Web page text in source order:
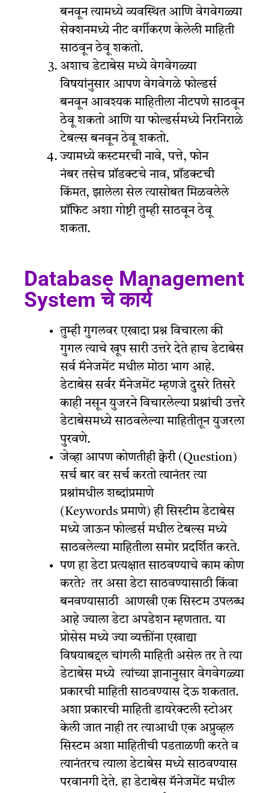
बनवून त्यामध्ये व्यवस्थित आणि वेगवेगळ्या
सेक्शनमध्ये नीट वर्गीकरण केलेली माहिती
साठवून ठेवू शकतो.
अशाच डेटाबेस मध्ये वेगवेगळ्या
विषयांनुसार आपण वेगवेगळे फोल्डर्स
बनवून आवश्यक माहितीला नीटपणे साठवून
ठेवू शकतो आणि या फोल्डर्समध्ये निरनिराळे
टेबल्स बनवून ठेवू शकतो.
ज्यामध्ये कस्टमरची नावे, पत्ते, फोन
नंबर तसेच प्रॉडक्टचे नाव, प्रॉडक्टची
किंमत, झालेला सेल त्यासोबत मिळवलेले
प्रॉफिट अशा गोष्टी तुम्ही साठवून ठेवू
शकता.
Database Management
System चे कार्य
तुम्ही गुगलवर एखादा प्रश्न विचारला की
गुगल त्याचे खूप सारी उत्तरे देते हाच डेटाबेस
सर्व मॅनेजमेंट मधील मोठा भाग आहे.
डेटाबेस सर्वर मॅनेजमेंट म्हणजे दुसरे तिसरे
काही नसून युजरने विचारलेल्या प्रश्नांची उत्तरे
डेटाबेसमध्ये साठवलेल्या माहितीतून युजरला
पुरवणे.
जेव्हा आपण कोणतीही क्वेरी (Question)
सर्च बार वर सर्च करतो त्यानंतर त्या
प्रश्नांमधील शब्दांप्रमाणे
(Keywords प्रमाणे) ही सिस्टीम डेटाबेस
मध्ये जाऊन फोल्डर्स मधील टेबल्स मध्ये
साठवलेल्या माहितीला समोर प्रदर्शित करते.
पण हा डेटा प्रत्यक्षात साठवण्याचे काम कोण
करते? तर असा डेटा साठवण्यासाठी किंवा
बनवण्यासाठी आणखी एक सिस्टम उपलब्ध
आहे ज्याला डेटा अपडेशन म्हणतात. या
प्रोसेस मध्ये ज्या व्यक्तींना एखाद्या
विषयाबद्दल चांगली माहिती असेल तर ते त्या
डेटाबेस मध्ये त्यांच्या ज्ञानानुसार वेगवेगळ्या
प्रकारची माहिती साठवण्यास देऊ शकतात.
अशा प्रकारची माहिती डायरेक्टली स्टोअर
केली जात नाही तर त्याआधी एक अप्रुव्हल
सिस्टम अशा माहितीची पडताळणी करते व
त्यानंतरच त्याला डेटाबेस मध्ये साठवण्यास
परवानगी देते. हा डेटाबेस मॅनेजमेंट मधील